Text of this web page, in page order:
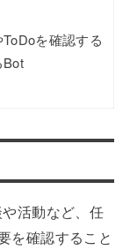
を確認する
Bot
活動など、任
を確認すること